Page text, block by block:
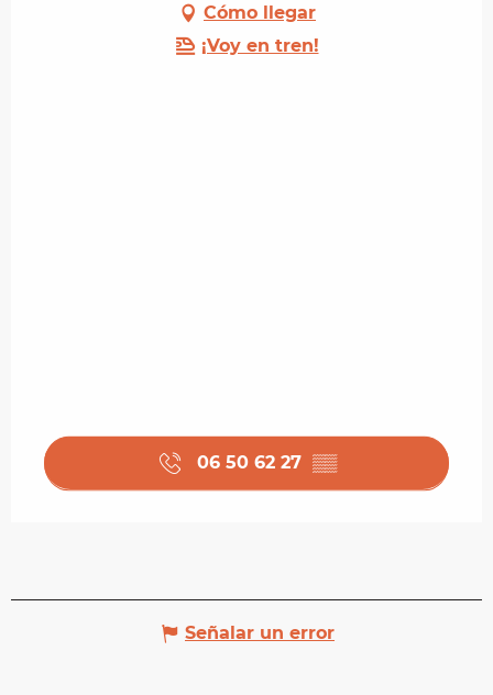
Cómo llegar
¡Voy en tren!
06 50 62 27 ▒▒
Señalar un error